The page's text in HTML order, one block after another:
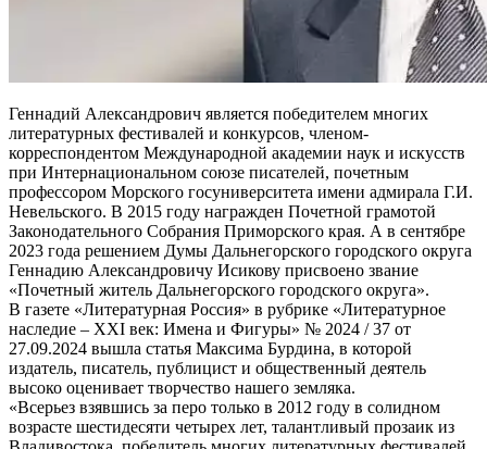
Геннадий Александрович является победителем многих
литературных фестивалей и конкурсов, членом-
корреспондентом Международной академии наук и искусств
при Интернациональном союзе писателей, почетным
профессором Морского госуниверситета имени адмирала Г.И.
Невельского. В 2015 году награжден Почетной грамотой
Законодательного Собрания Приморского края. А в сентябре
2023 года решением Думы Дальнегорского городского округа
Геннадию Александровичу Исикову присвоено звание
«Почетный житель Дальнегорского городского округа».
В газете «Литературная Россия» в рубрике «Литературное
наследие – XXI век: Имена и Фигуры» № 2024 / 37 от
27.09.2024 вышла статья Максима Бурдина, в которой
издатель, писатель, публицист и общественный деятель
высоко оценивает творчество нашего земляка.
«Всерьез взявшись за перо только в 2012 году в солидном
возрасте шестидесяти четырех лет, талантливый прозаик из